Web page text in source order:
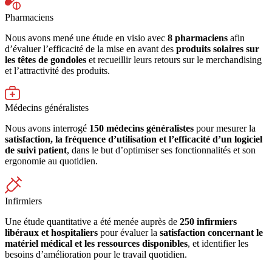
Pharmaciens
Nous avons mené une étude en visio avec 8 pharmaciens afin
d’évaluer l’efficacité de la mise en avant des produits solaires sur
les têtes de gondoles et recueillir leurs retours sur le merchandising
et l’attractivité des produits.
Médecins généralistes
Nous avons interrogé 150 médecins généralistes pour mesurer la
satisfaction, la fréquence d’utilisation et l’efficacité d’un logiciel
de suivi patient, dans le but d’optimiser ses fonctionnalités et son
ergonomie au quotidien.
Infirmiers
Une étude quantitative a été menée auprès de 250 infirmiers
libéraux et hospitaliers pour évaluer la satisfaction concernant le
matériel médical et les ressources disponibles, et identifier les
besoins d’amélioration pour le travail quotidien.